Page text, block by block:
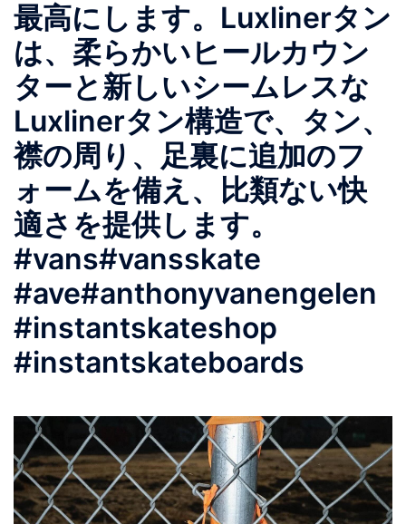
最高にします。️Luxlinerタン
は、柔らかいヒールカウン
ターと新しいシームレスな
Luxlinerタン構造で、タン、
襟の周り、足裏に追加のフ
ォームを備え、比類ない快
適さを提供します。
#vans#vansskate
#ave#anthonyvanengelen
#instantskateshop
#instantskateboards